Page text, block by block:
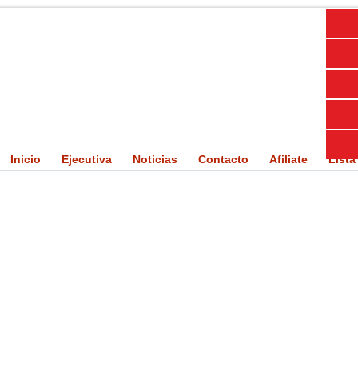
Inicio Ejecutiva Noticias Contacto Afiliate Lista